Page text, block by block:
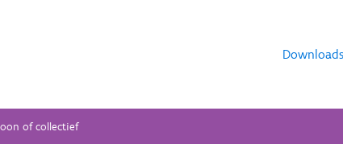
Downloads
of collectief